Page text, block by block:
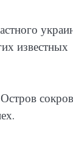
известных